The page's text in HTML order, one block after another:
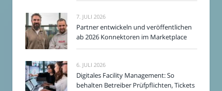
7. JULI 2026
Partner entwickeln und veröffentlichen
ab 2026 Konnektoren im Marketplace
6. JULI 2026
Digitales Facility Management: So
behalten Betreiber Prüfpflichten, Tickets